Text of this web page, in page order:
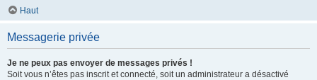
Haut
Messagerie privée
Je ne peux pas envoyer de messages privés !
Soit vous n’êtes pas inscrit et connecté, soit un administrateur a désactivé